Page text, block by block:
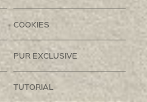
COOKIES
PUR EXCLUSIVE
TUTORIAL